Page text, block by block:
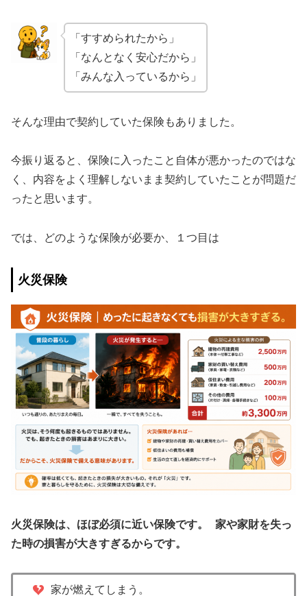
「すすめられたから」
「なんとなく安心だから」
「みんな入っているから」
そんな理由で契約していた保険もありました。
今振り返ると、保険に入ったこと自体が悪かったのではな
く、内容をよく理解しないまま契約していたことが問題だ
ったと思います。
では、どのような保険が必要か、１つ目は
火災保険
火災保険は、ほぼ必須に近い保険です。
家や家財を失っ
た時の損害が大きすぎるからです。
家が燃えてしまう。